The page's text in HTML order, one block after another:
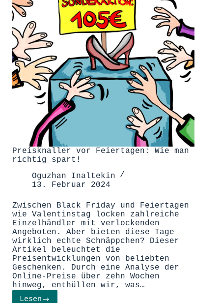
Preisknaller vor Feiertagen: Wie man
richtig spart!
Oguzhan Inaltekin
13. Februar 2024
Zwischen Black Friday und Feiertagen
wie Valentinstag locken zahlreiche
Einzelhändler mit verlockenden
Angeboten. Aber bieten diese Tage
wirklich echte Schnäppchen? Dieser
Artikel beleuchtet die
Preisentwicklungen von beliebten
Geschenken. Durch eine Analyse der
Online-Preise über zehn Wochen
hinweg, enthüllen wir, was…
Lesen